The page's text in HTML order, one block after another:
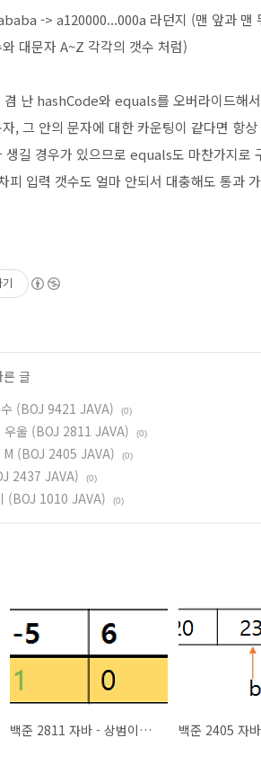
-> a120000...000a 라던지 (맨 앞과 맨
대문자 A~Z 각각의 갯수 처럼)
겸 난 hashCode와 equals를 오버라이드해
, 그 안의 문자에 대한 카운팅이 같다면 항
생길 경우가 있으므로 equals도 마찬가지로
피 입력 갯수도 얼마 안되서 대충해도 통과
른 글
(BOJ 9421 JAVA)
(0)
울 (BOJ 2811 JAVA) (0)
(BOJ 2405 JAVA) (0)
2437 JAVA) (0)
(BOJ 1010 JAVA) (0)
백준 2811 자바 - 상범이의 우울 (BOJ 2811 JAVA)